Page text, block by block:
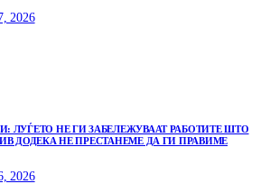
2026
ЛУЃЕТО НЕ ГИ ЗАБЕЛЕЖУВААТ РАБОТИТЕ ШТО
ДОДЕКА НЕ ПРЕСТАНЕМЕ ДА ГИ ПРАВИМЕ
2026